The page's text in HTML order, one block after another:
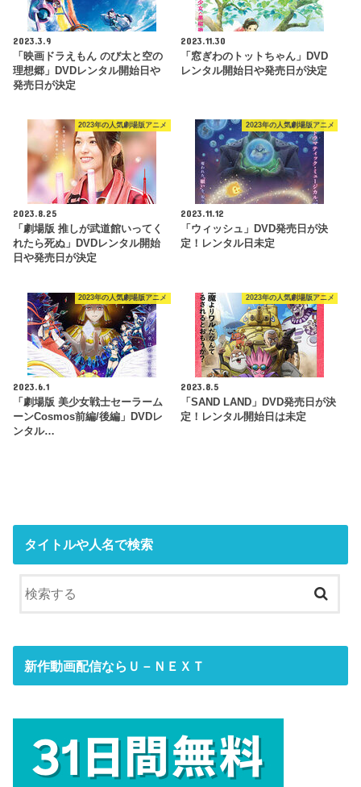
2023.3.9
「映画ドラえもん のび太と空の
理想郷」DVDレンタル開始日や
発売日が決定
2023.11.30
「窓ぎわのトットちゃん」DVD
レンタル開始日や発売日が決定
2023年の人気劇場版アニメ
2023.8.25
「劇場版 推しが武道館いってく
れたら死ぬ」DVDレンタル開始
日や発売日が決定
2023年の人気劇場版アニメ
2023.11.12
「ウィッシュ」DVD発売日が決
定！レンタル日未定
2023年の人気劇場版アニメ
2023.6.1
「劇場版 美少女戦士セーラーム
ーンCosmos前編/後編」DVDレ
ンタル…
2023年の人気劇場版アニメ
2023.8.5
「SAND LAND」DVD発売日が決
定！レンタル開始日は未定
タイトルや人名で検索
新作動画配信ならＵ－ＮＥＸＴ